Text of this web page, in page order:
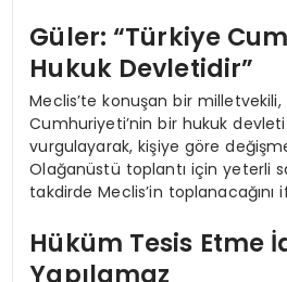
Güler: “Türkiye
Hukuk Devletidir”
Meclis’te konuşan bir milletvekili,
Cumhuriyeti’nin bir hukuk
vurgulayarak, kişiye göre
Olağanüstü toplantı için yeterli
takdirde Meclis’in toplanacağını
Hüküm Tesis Etme
Yapılamaz